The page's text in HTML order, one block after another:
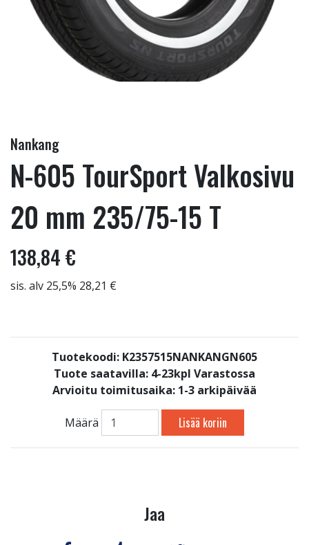
Nankang
N-605 TourSport Valkosivu
20 mm 235/75-15 T
138,84 €
sis. alv 25,5% 28,21 €
Tuotekoodi: K2357515NANKANGN605
Tuote saatavilla: 4-23kpl Varastossa
Arvioitu toimitusaika: 1-3 arkipäivää
Määrä Lisää koriin
Jaa